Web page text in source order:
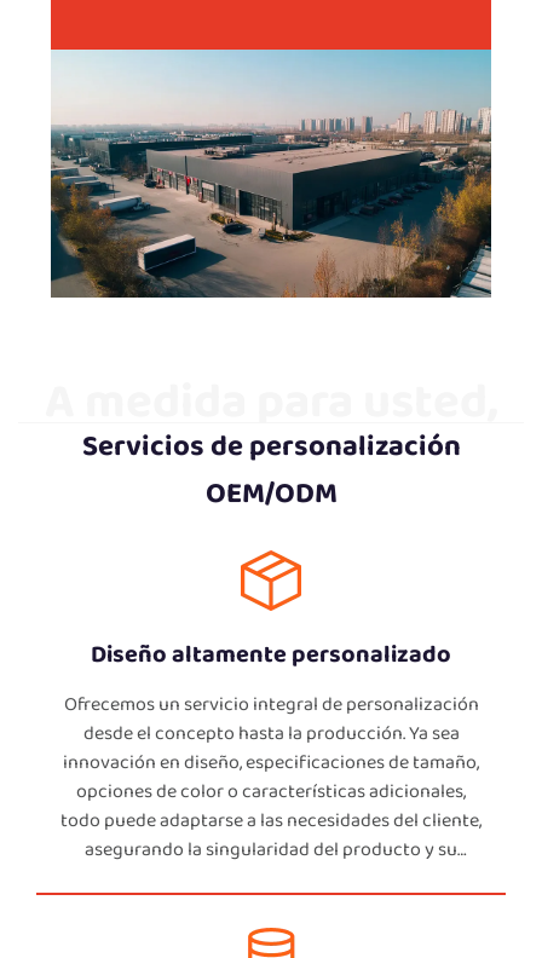
satisfaciendo
demandas globales
Servicios de personalización
OEM/ODM
Diseño altamente personalizado
Ofrecemos un servicio integral de personalización
desde el concepto hasta la producción. Ya sea
innovación en diseño, especificaciones de tamaño,
opciones de color o características adicionales,
todo puede adaptarse a las necesidades del cliente,
asegurando la singularidad del producto y su